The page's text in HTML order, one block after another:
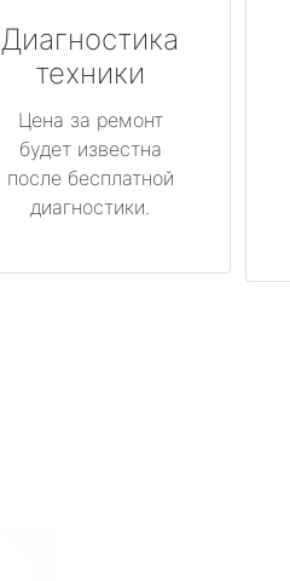
Диагностика
техники
Цена за ремонт
будет известна
после бесплатной
диагностики.